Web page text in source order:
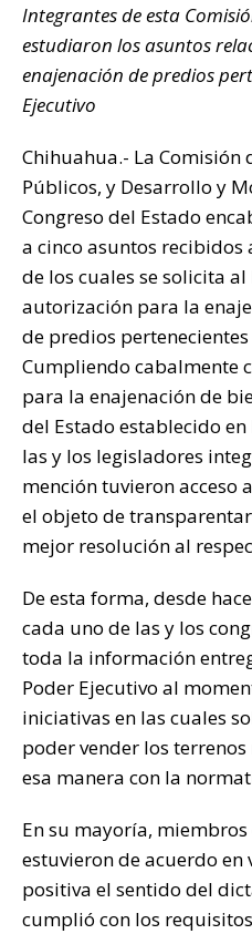
at
s
A
p
c
e
o
k
it
te
r
p
y
Li
k
Integrantes de esta
estudiaron los asuntos
enajenación de predios
Ejecutivo
Chihuahua.- La Comisión
Públicos, y Desarrollo y
Congreso del Estado
a cinco asuntos
de los cuales se solicita
autorización para la
de predios
Cumpliendo cabalmente
para la enajenación de
del Estado establecido en
las y los legisladores
mención tuvieron acceso
el objeto de
mejor resolución al
De esta forma, desde
cada uno de las y los
toda la información
Poder Ejecutivo al
iniciativas en las cuales
poder vender los
esa manera con la
En su mayoría,
estuvieron de acuerdo
positiva el sentido del
cumplió con los